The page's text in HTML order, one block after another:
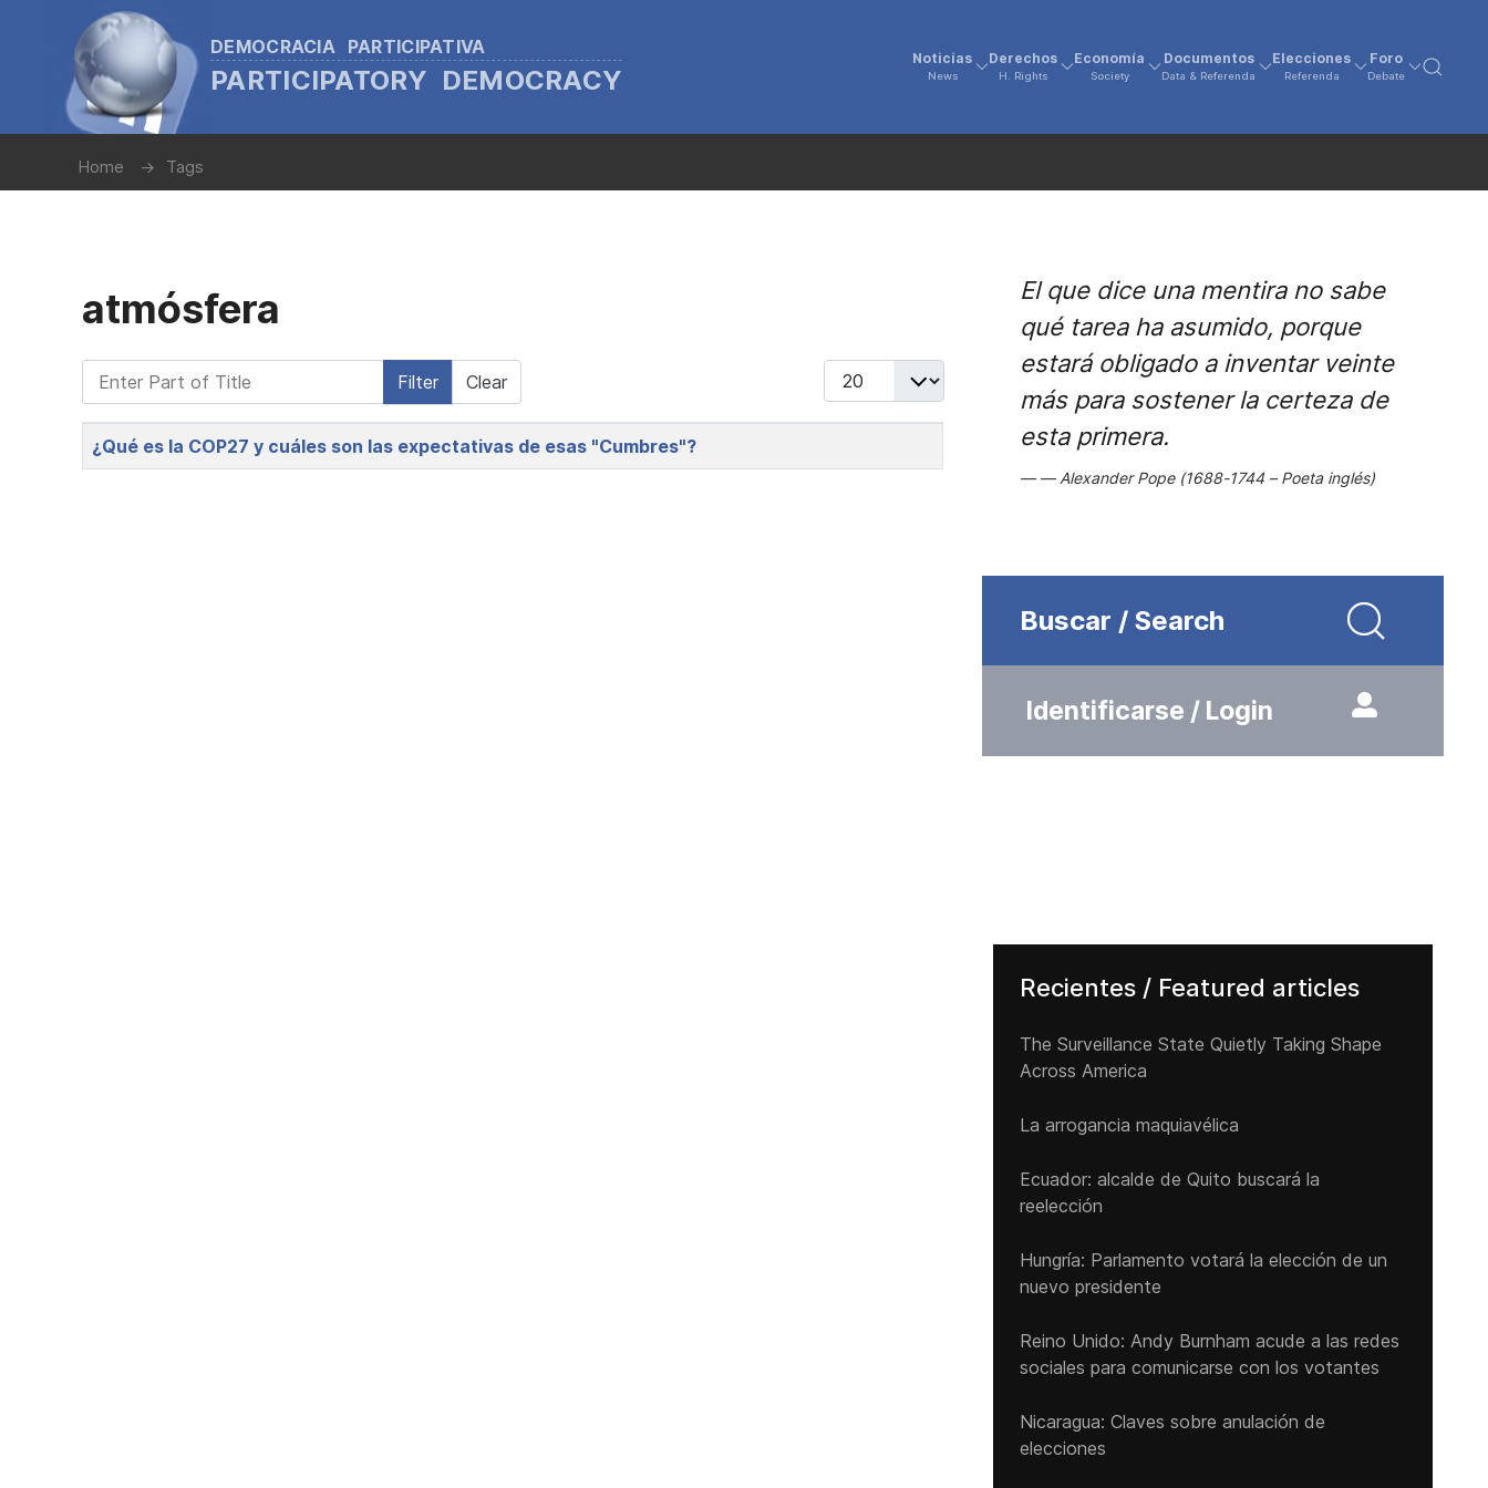
DEMOCRACIA PARTICIPATIVA
PARTICIPATORY DEMOCRACY
Noticias
News
Derechos
H. Rights
Economía
Society
Documentos
Data & Referenda
Elecciones
Referenda
Foro
Debate
Home Tags
atmósfera
Enter Part of Title Filter Clear Display #
Title
¿Qué es la COP27 y cuáles son las expectativas de esas "Cumbres"?
El que dice una mentira no sabe
qué tarea ha asumido, porque
estará obligado a inventar veinte
más para sostener la certeza de
esta primera.
Alexander Pope (1688-1744 – Poeta inglés)
Buscar / Search
Identificarse / Login
Recientes / Featured articles
The Surveillance State Quietly Taking Shape
Across America
La arrogancia maquiavélica
Ecuador: alcalde de Quito buscará la
reelección
Hungría: Parlamento votará la elección de un
nuevo presidente
Reino Unido: Andy ‌Burnham acude a las redes
sociales para comunicarse con los votantes
Nicaragua: Claves sobre anulación de
elecciones